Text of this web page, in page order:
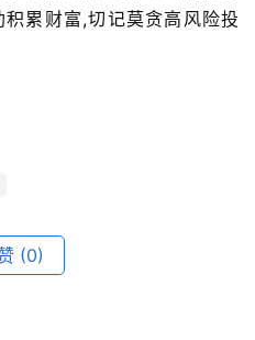
累财富,切记莫贪高风险投
(0)